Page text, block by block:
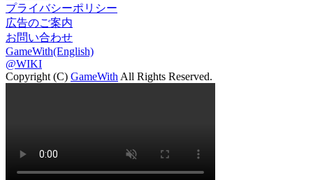
プライバシーポリシー
広告のご案内
お問い合わせ
GameWith(English)
@WIKI
Copyright (C) GameWith All Rights Reserved.